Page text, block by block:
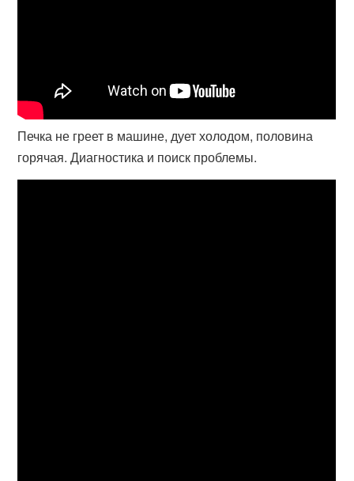
Печка не греет в машине, дует холодом, половина
горячая. Диагностика и поиск проблемы.